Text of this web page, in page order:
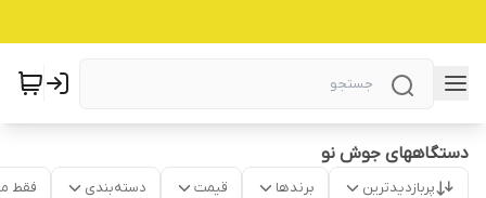
دستگاههای جوش نو
پربازدیدترین برندها قیمت دسته‌بندی فقط